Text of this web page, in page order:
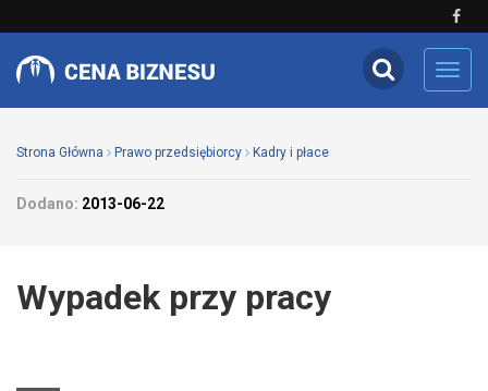
Strona Główna Prawo przedsiębiorcy Kadry i płace
Dodano: 2013-06-22
Wypadek przy pracy